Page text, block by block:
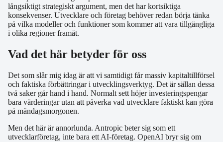
långsiktigt strategiskt argument, men det har kortsiktiga
konsekvenser. Utvecklare och företag behöver redan börja tänka
på vilka modeller och funktioner som kommer att vara tillgängliga
i olika regioner framåt.
Vad det här betyder för oss
Det som slår mig idag är att vi samtidigt får massiv kapitaltillförsel
och faktiska förbättringar i utvecklingsverktyg. Det är sällan dessa
två saker går hand i hand. Normalt sett höjer investeringspengar
bara värderingar utan att påverka vad utvecklare faktiskt kan göra
på måndagsmorgonen.
Men det här är annorlunda. Antropic beter sig som ett
utvecklarföretag, inte bara ett AI-företag. OpenAI bryr sig om